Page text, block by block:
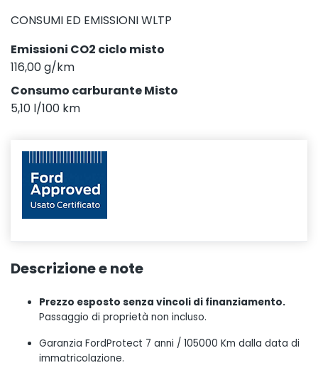
CONSUMI ED EMISSIONI WLTP
Emissioni CO2 ciclo misto
116,00 g/km
Consumo carburante Misto
5,10 l/100 km
Descrizione e note
Prezzo esposto senza vincoli di finanziamento.
Passaggio di proprietà non incluso.
Garanzia FordProtect 7 anni / 105000 Km dalla data di
immatricolazione.